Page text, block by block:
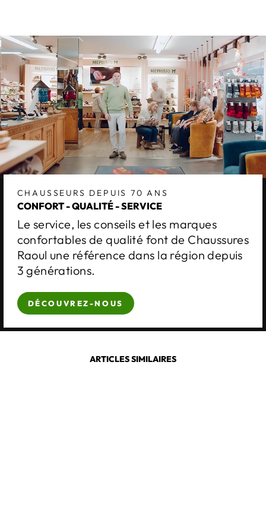
CHAUSSEURS DEPUIS 70 ANS
CONFORT - QUALITÉ - SERVICE
Le service, les conseils et les marques
confortables de qualité font de Chaussures
Raoul une référence dans la région depuis
3 générations.
DÉCOUVREZ-NOUS
ARTICLES SIMILAIRES